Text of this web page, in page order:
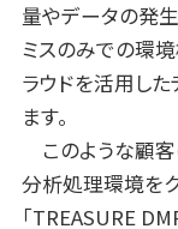
量やデータの発
ミスのみでの環境
ラウドを活用し
ます。
このような顧客
分析処理環境を
「TREASURE